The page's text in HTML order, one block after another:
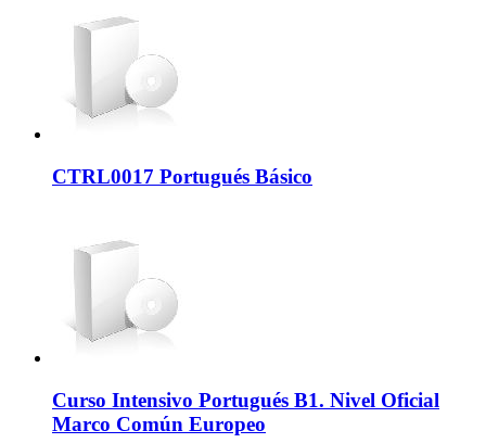
CTRL0017 Portugués Básico
Curso Intensivo Portugués B1. Nivel Oficial
Marco Común Europeo